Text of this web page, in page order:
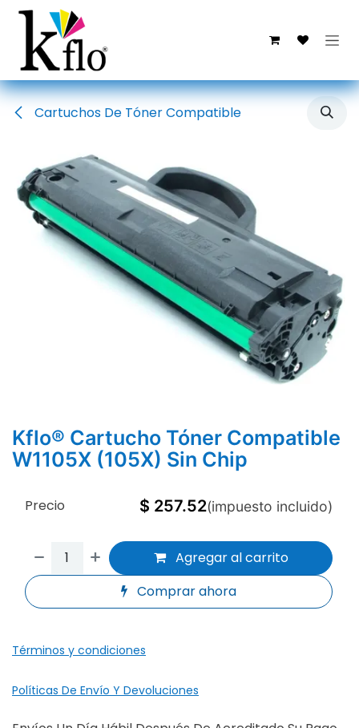
Ir al contenido
Cartuchos De Tóner Compatible
Kflo® Cartucho Tóner Compatible
W1105X (105X) Sin Chip
Agregar al carrito
Comprar ahora
Precio $ 257.52(impuesto incluido)
Términos y condiciones
Políticas De Envío Y Devoluciones